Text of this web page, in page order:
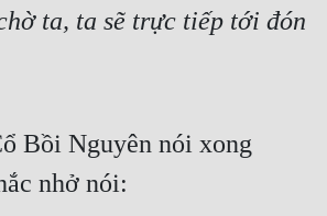
ta, ta sẽ trực tiếp tới đón
Bồi Nguyên nói xong
nhở nói: